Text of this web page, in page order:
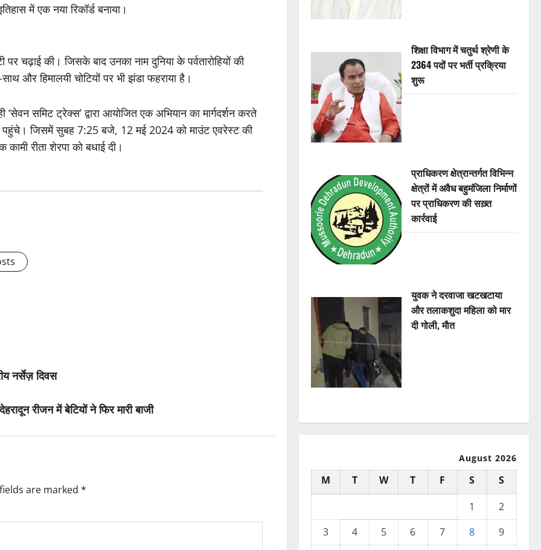
में एक नया रिकॉर्ड बनाया।
चढ़ाई की। जिसके बाद उनका नाम दुनिया के पर्वतारोहियों की
और हिमालयी चोटियों पर भी झंडा फहराया है।
‘सेवन समिट ट्रेक्स’ द्वारा आयोजित एक अभियान का मार्गदर्शन करते
जिसमें सुबह 7:25 बजे, 12 मई 2024 को माउंट एवरेस्ट की
रीता शेरपा को बधाई दी।
नर्सेज़ दिवस
रीजन में बेटियों ने फिर मारी बाजी
are marked *
शिक्षा विभाग में चतुर्थ श्रेणी के
2364 पदों पर भर्ती प्रक्रिया
शुरू
प्राधिकरण क्षेत्रान्तर्गत विभिन्न
क्षेत्रों में अवैध बहुमंजिला निर्माणों
पर प्राधिकरण की सख़्त
कार्रवाई
युवक ने दरवाजा खटखटाया
और तलाकशुदा महिला को मार
दी गोली, माैत
August 2026
M T W T F S
S
1
2
3
4 5 6 7 8
9